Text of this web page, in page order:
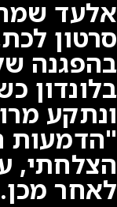
אלעד
בהפגנה
בלונדון
ונתקע
"הדמעות
הצלחתי,
לאחר מכן.